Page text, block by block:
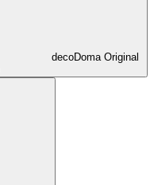
decoDoma Original